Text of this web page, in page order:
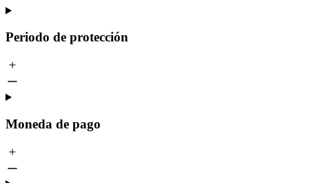
Periodo de protección
Moneda de pago